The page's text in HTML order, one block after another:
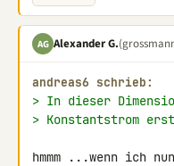
AG Alexander G.
andreas6 schrieb:
> In dieser
> Konstantstrom
hmmm ...wenn ich